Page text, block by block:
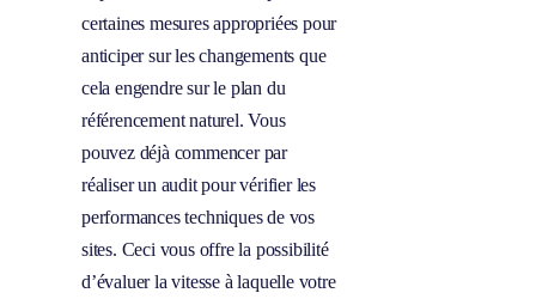
certaines mesures appropriées pour
anticiper sur les changements que
cela engendre sur le plan du
référencement naturel. Vous
pouvez déjà commencer par
réaliser un audit pour vérifier les
performances techniques de vos
sites. Ceci vous offre la possibilité
d’évaluer la vitesse à laquelle votre